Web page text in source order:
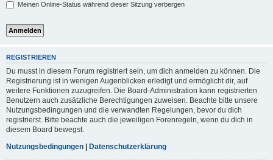
Meinen Online-Status während dieser Sitzung verbergen
REGISTRIEREN
Du musst in diesem Forum registriert sein, um dich anmelden zu können. Die
Registrierung ist in wenigen Augenblicken erledigt und ermöglicht dir, auf
weitere Funktionen zuzugreifen. Die Board-Administration kann registrierten
Benutzern auch zusätzliche Berechtigungen zuweisen. Beachte bitte unsere
Nutzungsbedingungen und die verwandten Regelungen, bevor du dich
registrierst. Bitte beachte auch die jeweiligen Forenregeln, wenn du dich in
diesem Board bewegst.
Nutzungsbedingungen
Datenschutzerklärung